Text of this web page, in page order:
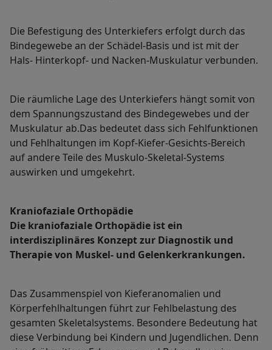
Die Befestigung des Unterkiefers erfolgt durch das
Bindegewebe an der Schädel-Basis und ist mit der
Hals- Hinterkopf- und Nacken-Muskulatur verbunden.
Die räumliche Lage des Unterkiefers hängt somit von
dem Spannungszustand des Bindegewebes und der
Muskulatur ab.Das bedeutet dass sich Fehlfunktionen
und Fehlhaltungen im Kopf-Kiefer-Gesichts-Bereich
auf andere Teile des Muskulo-Skeletal-Systems
auswirken und umgekehrt.
Kraniofaziale Orthopädie
Die kraniofaziale Orthopädie ist ein
interdisziplinäres Konzept zur Diagnostik und
Therapie von Muskel- und Gelenkerkrankungen.
Das Zusammenspiel von Kieferanomalien und
Körperfehlhaltungen führt zur Fehlbelastung des
gesamten Skeletalsystems. Besondere Bedeutung hat
diese Verbindung bei Kindern und Jugendlichen. Denn